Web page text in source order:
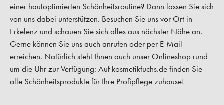
einer hautoptimierten Schönheitsroutine? Dann lassen Sie sich
von uns dabei unterstützen. Besuchen Sie uns vor Ort in
Erkelenz und schauen Sie sich alles aus nächster Nähe an.
Gerne können Sie uns auch anrufen oder per E-Mail
erreichen. Natürlich steht Ihnen auch unser Onlineshop rund
um die Uhr zur Verfügung: Auf kosmetikfuchs.de finden Sie
alle Schönheitsprodukte für Ihre Profipflege zuhause!